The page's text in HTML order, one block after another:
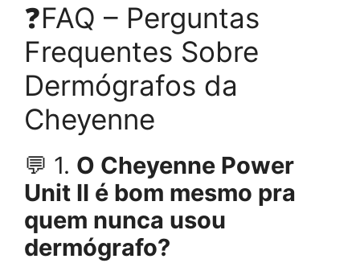
❓FAQ – Perguntas
Frequentes Sobre
Dermógrafos da
Cheyenne
💬 1. O Cheyenne Power
Unit II é bom mesmo pra
quem nunca usou
dermógrafo?